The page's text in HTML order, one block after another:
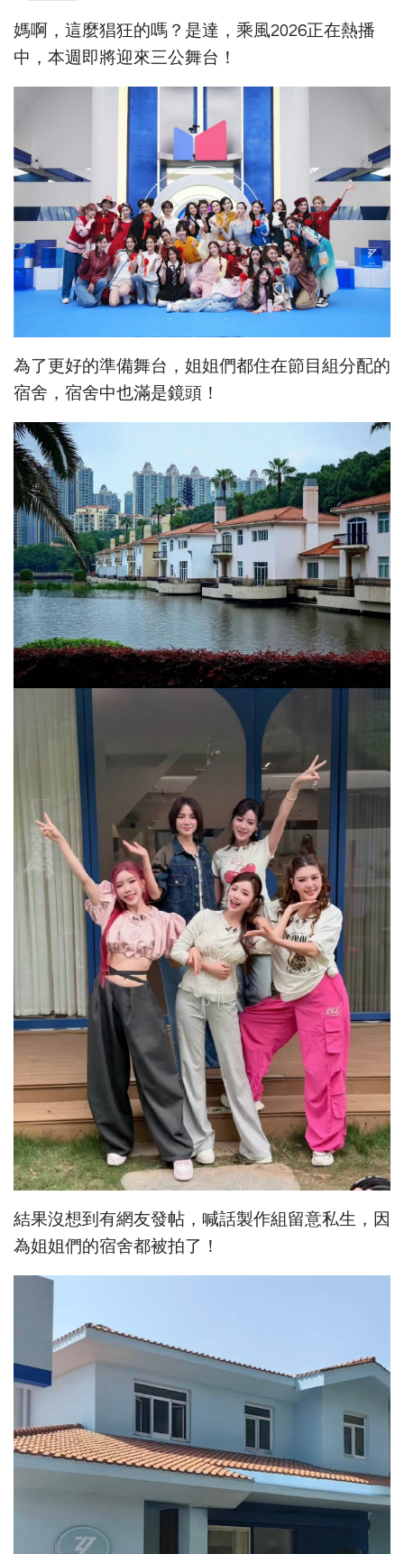
媽啊，這麼猖狂的嗎？是達，乘風2026正在熱播
中，本週即將迎來三公舞台！
為了更好的準備舞台，姐姐們都住在節目組分配的
宿舍，宿舍中也滿是鏡頭！
結果沒想到有網友發帖，喊話製作組留意私生，因
為姐姐們的宿舍都被拍了！